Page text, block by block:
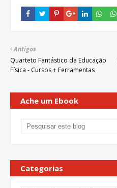
Antigos
Quarteto Fantástico da Educação
Física - Cursos + Ferramentas
Ache um Ebook
Categorias